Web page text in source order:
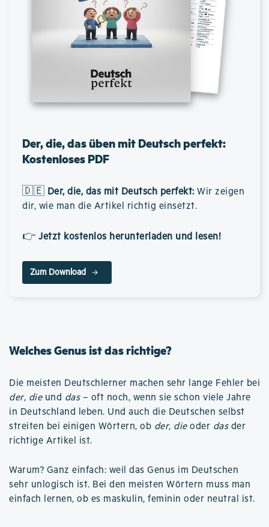
Der, die, das üben mit Deutsch perfekt:
Kostenloses PDF
🇩🇪 Der, die, das mit Deutsch perfekt: Wir zeigen
dir, wie man die Artikel richtig einsetzt.
👉 Jetzt kostenlos herunterladen und lesen!
Zum Download
Welches Genus ist das richtige?
Die meisten Deutschlerner machen sehr lange Fehler bei
der, dieund das– oft noch, wenn sie schon viele Jahre
in Deutschland leben. Und auch die Deutschen selbst
streiten bei einigen Wörtern, ob der, dieoder dasder
richtige Artikel ist.
Warum? Ganz einfach: weil das Genus im Deutschen
sehr unlogisch ist. Bei den meisten Wörtern muss man
einfach lernen, ob es maskulin, feminin oder neutral ist.